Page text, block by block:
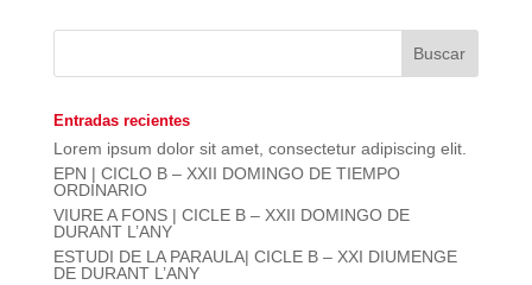
Entradas recientes
Lorem ipsum dolor sit amet, consectetur adipiscing elit.
EPN | CICLO B – XXII DOMINGO DE TIEMPO
ORDINARIO
VIURE A FONS | CICLE B – XXII DOMINGO DE
DURANT L’ANY
ESTUDI DE LA PARAULA| CICLE B – XXI DIUMENGE
DE DURANT L’ANY